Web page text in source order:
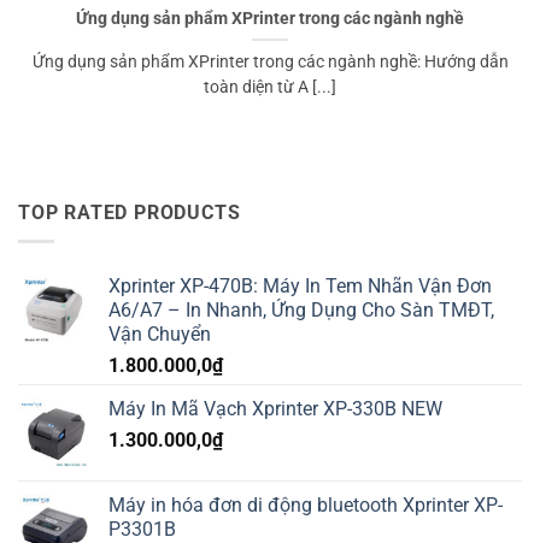
Ứng dụng sản phẩm XPrinter trong các ngành nghề
Ứng dụng sản phẩm XPrinter trong các ngành nghề: Hướng dẫn
toàn diện từ A [...]
TOP RATED PRODUCTS
Xprinter XP-470B: Máy In Tem Nhãn Vận Đơn
A6/A7 – In Nhanh, Ứng Dụng Cho Sàn TMĐT,
Vận Chuyển
1.800.000,0₫
Máy In Mã Vạch Xprinter XP-330B NEW
1.300.000,0₫
Máy in hóa đơn di động bluetooth Xprinter XP-
P3301B